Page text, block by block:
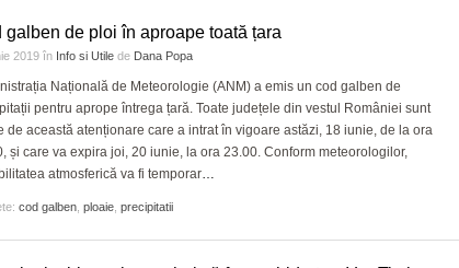
galben de ploi în aproape toată țara
2019 în Info si Utile de Dana Popa
Națională de Meteorologie (ANM) a emis un cod galben de
pentru aprope întrega țară. Toate județele din vestul României sunt
de această atenționare care a intrat în vigoare astăzi, 18 iunie, de la ora
și care va expira joi, 20 iunie, la ora 23.00. Conform meteorologilor,
atmosferică va fi temporar…
cod galben ploaie precipitatii